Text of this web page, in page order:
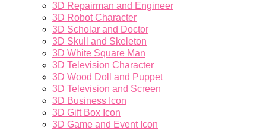
3D Repairman and Engineer
3D Robot Character
3D Scholar and Doctor
3D Skull and Skeleton
3D White Square Man
3D Television Character
3D Wood Doll and Puppet
3D Television and Screen
3D Business Icon
3D Gift Box Icon
3D Game and Event Icon